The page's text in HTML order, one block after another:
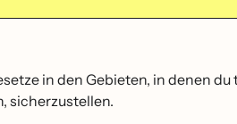
in den Gebieten, in denen du
sicherzustellen.